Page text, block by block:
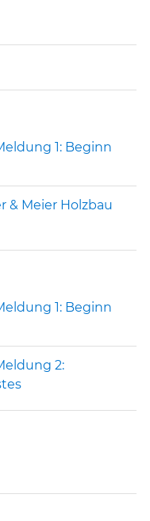
1: Beginn
& Meier Holzbau
1: Beginn
2: